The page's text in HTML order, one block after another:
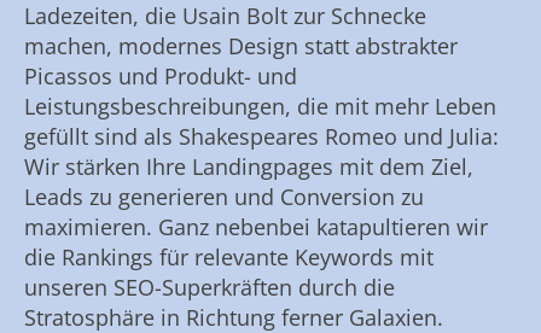
Ladezeiten, die Usain Bolt zur Schnecke
machen, modernes Design statt abstrakter
Picassos und Produkt- und
Leistungsbeschreibungen, die mit mehr Leben
gefüllt sind als Shakespeares Romeo und Julia:
Wir stärken Ihre Landingpages mit dem Ziel,
Leads zu generieren und Conversion zu
maximieren. Ganz nebenbei katapultieren wir
die Rankings für relevante Keywords mit
unseren SEO-Superkräften durch die
Stratosphäre in Richtung ferner Galaxien.